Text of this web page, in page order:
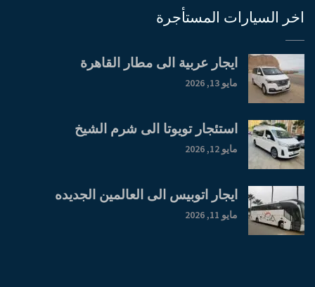
اخر السيارات المستأجرة
ايجار عربية الى مطار القاهرة
مايو 13, 2026
استئجار تويوتا الى شرم الشيخ
مايو 12, 2026
ايجار اتوبيس الى العالمين الجديده
مايو 11, 2026